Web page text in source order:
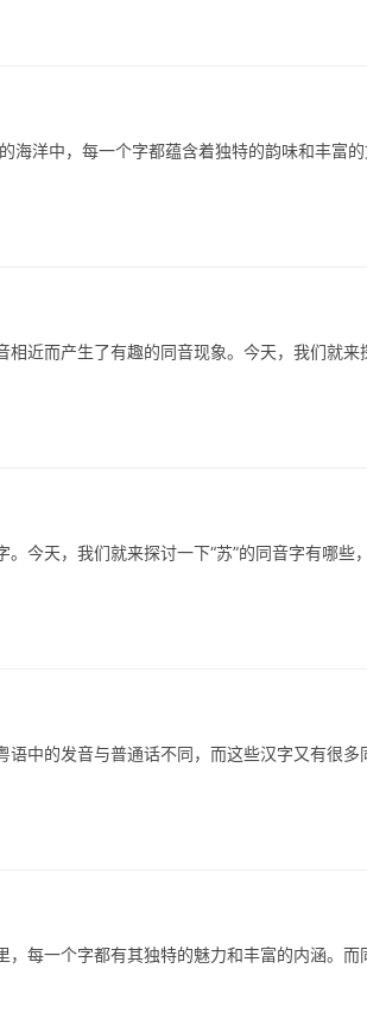
中，每一个字都蕴含着独特的韵味和丰富的
近而产生了有趣的同音现象。今天，我们就来
天，我们就来探讨一下“苏”的同音字有哪些
的发音与普通话不同，而这些汉字又有很多
一个字都有其独特的魅力和丰富的内涵。而